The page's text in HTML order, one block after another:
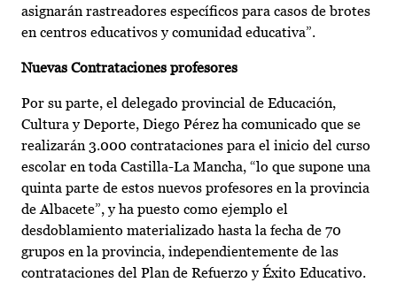
asignarán rastreadores específicos para casos de brotes
en centros educativos y comunidad educativa”.
Nuevas Contrataciones profesores
Por su parte, el delegado provincial de Educación,
Cultura y Deporte, Diego Pérez ha comunicado que se
realizarán 3.000 contrataciones para el inicio del curso
escolar en toda Castilla-La Mancha, “lo que supone una
quinta parte de estos nuevos profesores en la provincia
de Albacete”, y ha puesto como ejemplo el
desdoblamiento materializado hasta la fecha de 70
grupos en la provincia, independientemente de las
contrataciones del Plan de Refuerzo y Éxito Educativo.